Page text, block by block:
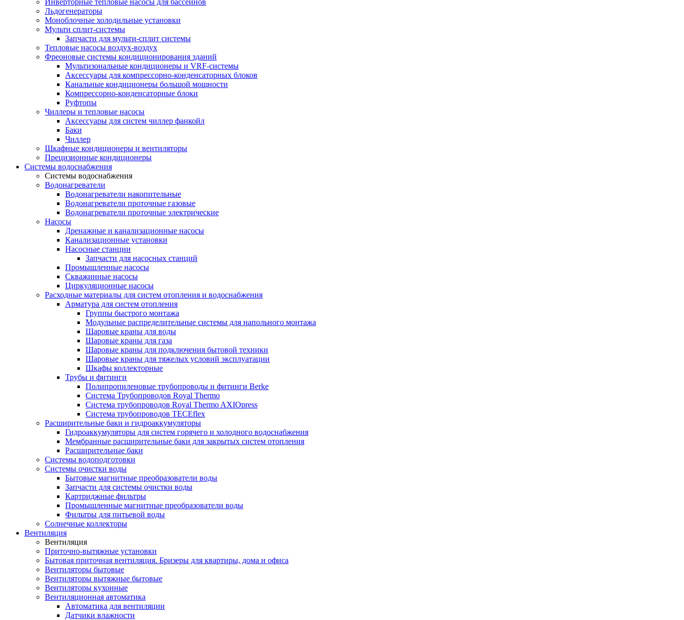
Инверторные тепловые насосы для бассейнов
Льдогенераторы
Моноблочные холодильные установки
Мульти сплит-системы
Запчасти для мульти-сплит системы
Тепловые насосы воздух-воздух
Фреоновые системы кондиционирования зданий
Мультизональные кондиционеры и VRF-системы
Аксессуары для компрессорно-конденсаторных блоков
Канальные кондиционеры большой мощности
Компрессорно-конденсаторные блоки
Руфтопы
Чиллеры и тепловые насосы
Аксессуары для систем чиллер фанкойл
Баки
Чиллер
Шкафные кондиционеры и вентиляторы
Прецизионные кондиционеры
Системы водоснабжения
Системы водоснабжения
Водонагреватели
Водонагреватели накопительные
Водонагреватели проточные газовые
Водонагреватели проточные электрические
Насосы
Дренажные и канализационные насосы
Канализационные установки
Насосные станции
Запчасти для насосных станций
Промышленные насосы
Скважинные насосы
Циркуляционные насосы
Расходные материалы для систем отопления и водоснабжения
Арматура для систем отопления
Группы быстрого монтажа
Модульные распределительные системы для напольного монтажа
Шаровые краны для воды
Шаровые краны для газа
Шаровые краны для подключения бытовой техники
Шаровые краны для тяжелых условий эксплуатации
Шкафы коллекторные
Трубы и фитинги
Полипропиленовые трубопроводы и фитинги Berke
Система Трубопроводов Royal Thermo
Система трубопроводов Royal Thermo AXIOpress
Система трубопроводов TECEflex
Расширительные баки и гидроаккумуляторы
Гидроаккумуляторы для систем горячего и холодного водоснабжения
Мембранные расширительные баки для закрытых систем отопления
Расширительные баки
Системы водоподготовки
Системы очистки воды
Бытовые магнитные преобразователи воды
Запчасти для системы очистки воды
Картриджные фильтры
Промышленные магнитные преобразователи воды
Фильтры для питьевой воды
Солнечные коллекторы
Вентиляция
Вентиляция
Приточно-вытяжные установки
Бытовая приточная вентиляция. Бризеры для квартиры, дома и офиса
Вентиляторы бытовые
Вентиляторы вытяжные бытовые
Вентиляторы кухонные
Вентиляционная автоматика
Автоматика для вентиляции
Датчики влажности